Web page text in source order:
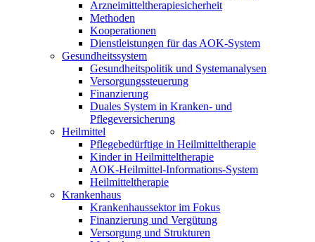
Arzneimitteltherapiesicherheit
Methoden
Kooperationen
Dienstleistungen für das AOK-System
Gesundheitssystem
Gesundheitspolitik und Systemanalysen
Versorgungssteuerung
Finanzierung
Duales System in Kranken- und
Pflegeversicherung
Heilmittel
Pflegebedürftige in Heilmitteltherapie
Kinder in Heilmitteltherapie
AOK-Heilmittel-Informations-System
Heilmitteltherapie
Krankenhaus
Krankenhaussektor im Fokus
Finanzierung und Vergütung
Versorgung und Strukturen